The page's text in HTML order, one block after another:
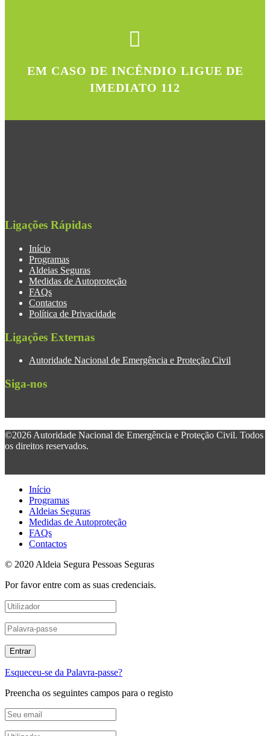
EM CASO DE INCÊNDIO LIGUE DE
IMEDIATO 112
Ligações Rápidas
Início
Programas
Aldeias Seguras
Medidas de Autoproteção
FAQs
Contactos
Política de Privacidade
Ligações Externas
Autoridade Nacional de Emergência e Proteção Civil
Siga-nos
©2026 Autoridade Nacional de Emergência e Proteção Civil. Todos
os direitos reservados.
Início
Programas
Aldeias Seguras
Medidas de Autoproteção
FAQs
Contactos
© 2020 Aldeia Segura Pessoas Seguras
Por favor entre com as suas credenciais.
Esqueceu-se da Palavra-passe?
Preencha os seguintes campos para o registo